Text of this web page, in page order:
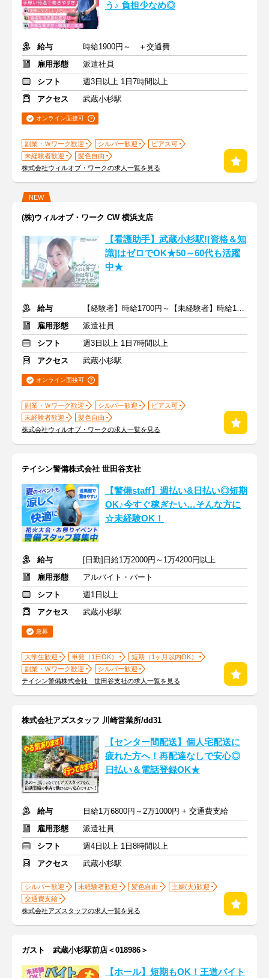
う♪ 負担少なめ◎
給与
時給1900円～ ＋交通費
雇用形態
派遣社員
シフト
週3日以上 1日7時間以上
アクセス
武蔵小杉駅
オンライン面接可
副業・Ｗワーク歓迎 シルバー歓迎
ピアス可
未経験者歓迎
髪色自由
株式会社ウィルオブ・ワークの求人一覧を見る
NEW
(株)ウィルオブ・ワーク CW 横浜支店
【看護助手】武蔵小杉駅![資格＆知
識]はゼロでOK★50～60代も活躍
中★
給与
【経験者】時給1700円～【未経験者】時給1500円～ ＋交通費
雇用形態
派遣社員
シフト
週3日以上 1日7時間以上
アクセス
武蔵小杉駅
オンライン面接可
副業・Ｗワーク歓迎 シルバー歓迎
ピアス可
未経験者歓迎
髪色自由
株式会社ウィルオブ・ワークの求人一覧を見る
テイシン警備株式会社 世田谷支社
【警備staff】週払い&日払い◎短期
OK♪今すぐ稼ぎたい…そんな方に
☆未経験OK！
給与
[日勤]日給1万2000円～1万4200円以上
雇用形態
アルバイト・パート
シフト
週1日以上
アクセス
武蔵小杉駅
急募
大学生歓迎 単発（1日OK）
短期（1ヶ月以内OK）
副業・Ｗワーク歓迎
シルバー歓迎
テイシン警備株式会社 世田谷支社の求人一覧を見る
株式会社アズスタッフ 川崎営業所/dd31
【センター間配送】個人宅配送に
疲れた方へ！再配達なしで安心◎
日払い＆電話登録OK★
給与
日給1万6800円～2万1000円 + 交通費支給
雇用形態
派遣社員
シフト
週4日以上 1日8時間以上
アクセス
武蔵小杉駅
シルバー歓迎 未経験者歓迎 髪色自由
主婦(夫)歓迎
交通費支給
株式会社アズスタッフの求人一覧を見る
ガスト 武蔵小杉駅前店＜018986＞
【ホール】短期もOK！王道バイト